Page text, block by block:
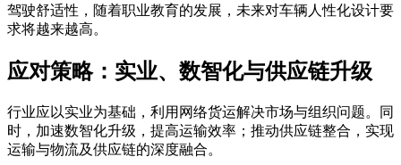
驾驶舒适性，随着职业教育的发展，未来对车辆人性化设计要
求将越来越高。
应对策略：实业、数智化与供应链升级
行业应以实业为基础，利用网络货运解决市场与组织问题。同
时，加速数智化升级，提高运输效率；推动供应链整合，实现
运输与物流及供应链的深度融合。